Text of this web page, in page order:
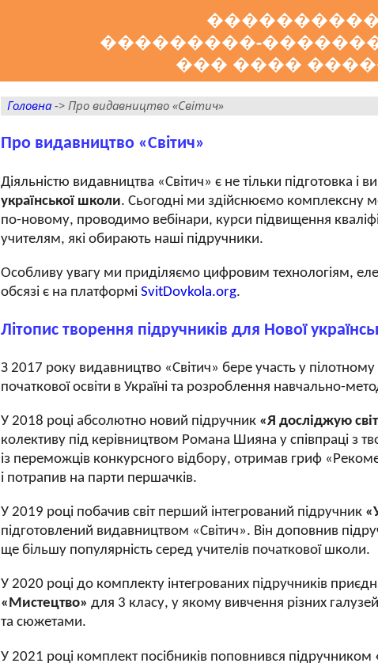
���������-
��� ����
Головна-> Про видавництво «Світич»
Про видавництво «Світич»
Діяльністю видавництва «Світич» є не тільки підготовка і
української школи. Сьогодні ми здійснюємо комплексну
по-новому, проводимо вебінари, курси підвищення
учителям, які обирають наші підручники.
Особливу увагу ми приділяємо цифровим технологіям,
обсязі є на платформіSvitDovkola.org.
Літопис творення підручників для Нової
З 2017 року видавництво «Світич» бере участь у
початкової освіти в Україні та розроблення навчально-
У 2018 році абсолютно новий підручник «Я досліджую
колективу під керівництвом Романа Шияна у співпраці з
із переможців конкурсного відбору, отримав гриф
і потрапив на парти першачків.
У 2019 році побачив світ перший інтегрований підручник
підготовлений видавництвом «Світич». Він доповнив
ще більшу популярність серед учителів початкової школи.
У 2020 році до комплекту інтегрованих підручників
«Мистецтво» для 3 класу, у якому вивчення різних
та сюжетами.
У 2021 році комплект посібників поповнився підручником